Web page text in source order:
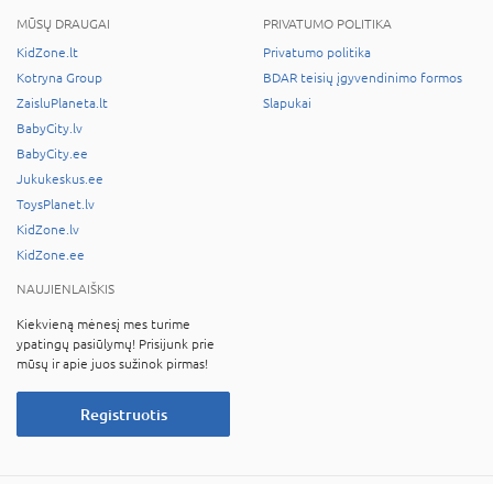
MŪSŲ DRAUGAI
KidZone.lt
Kotryna Group
ZaisluPlaneta.lt
BabyCity.lv
BabyCity.ee
Jukukeskus.ee
ToysPlanet.lv
KidZone.lv
KidZone.ee
PRIVATUMO POLITIKA
Privatumo politika
BDAR teisių įgyvendinimo formos
Slapukai
NAUJIENLAIŠKIS
Kiekvieną mėnesį mes turime
ypatingų pasiūlymų! Prisijunk prie
mūsų ir apie juos sužinok pirmas!
Registruotis